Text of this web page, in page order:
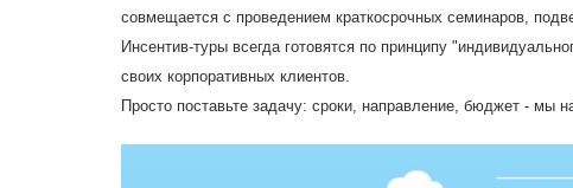
совмещается с проведением краткосрочных семинаров,
Инсентив-туры всегда готовятся по принципу
своих корпоративных клиентов.
Просто поставьте задачу: сроки, направление, бюджет - мы